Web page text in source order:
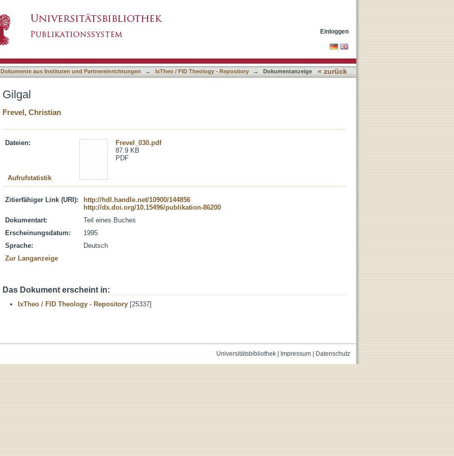
Einloggen
Dokumente aus Instituten und Partnereinrichtungen → IxTheo / FID Theology - Repository → Dokumentanzeige « zurück
Gilgal
Frevel, Christian
Dateien:
Frevel_030.pdf
87.9 KB
PDF
Aufrufstatistik
Zitierfähiger Link (URI):
http://hdl.handle.net/10900/144856
http://dx.doi.org/10.15496/publikation-86200
Dokumentart:
Teil eines Buches
Erscheinungsdatum:
1995
Sprache:
Deutsch
Zur Langanzeige
Das Dokument erscheint in:
IxTheo / FID Theology - Repository [25337]
Universitätsbibliothek| Impressum| Datenschutz